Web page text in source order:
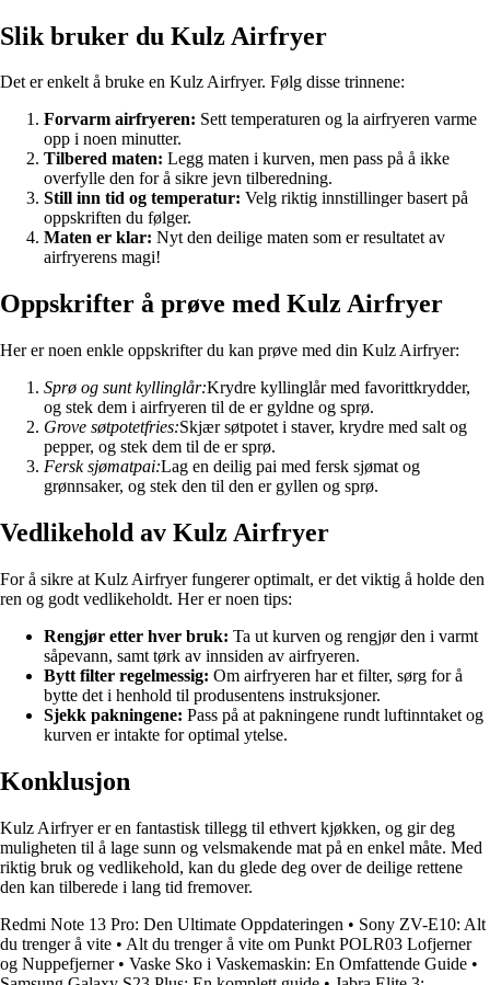
Slik bruker du Kulz Airfryer
Det er enkelt å bruke en Kulz Airfryer. Følg disse trinnene:
Forvarm airfryeren: Sett temperaturen og la airfryeren varme
opp i noen minutter.
Tilbered maten: Legg maten i kurven, men pass på å ikke
overfylle den for å sikre jevn tilberedning.
Still inn tid og temperatur: Velg riktig innstillinger basert på
oppskriften du følger.
Maten er klar: Nyt den deilige maten som er resultatet av
airfryerens magi!
Oppskrifter å prøve med Kulz Airfryer
Her er noen enkle oppskrifter du kan prøve med din Kulz Airfryer:
Sprø og sunt kyllinglår:Krydre kyllinglår med favorittkrydder,
og stek dem i airfryeren til de er gyldne og sprø.
Grove søtpotetfries:Skjær søtpotet i staver, krydre med salt og
pepper, og stek dem til de er sprø.
Fersk sjømatpai:Lag en deilig pai med fersk sjømat og
grønnsaker, og stek den til den er gyllen og sprø.
Vedlikehold av Kulz Airfryer
For å sikre at Kulz Airfryer fungerer optimalt, er det viktig å holde den
ren og godt vedlikeholdt. Her er noen tips:
Rengjør etter hver bruk: Ta ut kurven og rengjør den i varmt
såpevann, samt tørk av innsiden av airfryeren.
Bytt filter regelmessig: Om airfryeren har et filter, sørg for å
bytte det i henhold til produsentens instruksjoner.
Sjekk pakningene: Pass på at pakningene rundt luftinntaket og
kurven er intakte for optimal ytelse.
Konklusjon
Kulz Airfryer er en fantastisk tillegg til ethvert kjøkken, og gir deg
muligheten til å lage sunn og velsmakende mat på en enkel måte. Med
riktig bruk og vedlikehold, kan du glede deg over de deilige rettene
den kan tilberede i lang tid fremover.
Redmi Note 13 Pro: Den Ultimate Oppdateringen • Sony ZV-E10: Alt
du trenger å vite • Alt du trenger å vite om Punkt POLR03 Lofjerner
og Nuppefjerner• Vaske Sko i Vaskemaskin: En Omfattende Guide •